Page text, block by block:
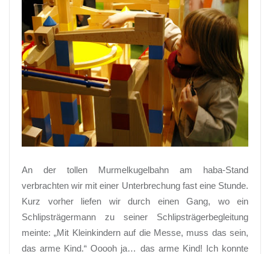
An der tollen Murmelkugelbahn am haba-Stand
verbrachten wir mit einer Unterbrechung fast eine Stunde.
Kurz vorher liefen wir durch einen Gang, wo ein
Schlipsträgermann zu seiner Schlipsträgerbegleitung
meinte: „Mit Kleinkindern auf die Messe, muss das sein,
das arme Kind.“ Ooooh ja… das arme Kind! Ich konnte